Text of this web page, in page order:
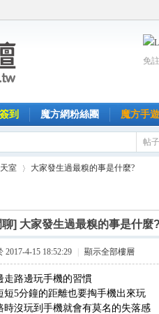
免
到 魔方網粉絲團 魔方手
帖子
室 大家發生過最糗的事是什麼?
] 大家發生過最糗的事是什麼?
2017-4-15 18:52:29 顯示全部樓層
走路邊玩手機的習慣
短5分鐘的距離也要掏手機出來玩
時沒玩到手機就會有莫名的失落感